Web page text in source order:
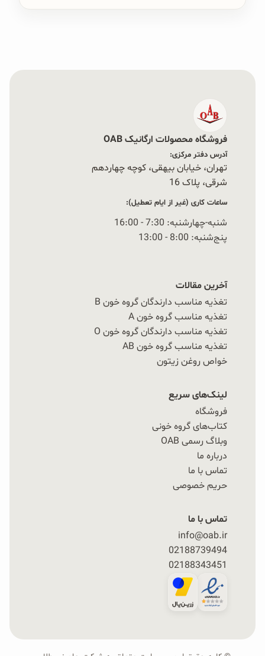
فروشگاه محصولات ارگانیک OAB
آدرس دفتر مرکزی:
تهران، خیابان بیهقی، کوچه چهاردهم
شرقی، پلاک 16‭
ساعات کاری (غیر از ایام تعطیل):
شنبه-چهارشنبه: 7:30 - 16:00
پنج‌شنبه: 8:00 - 13:00
آخرین مقالات
تغذیه مناسب دارندگان گروه خون B
تغذیه مناسب گروه خون A
تغذیه مناسب دارندگان گروه خون O
تغذیه مناسب گروه خون AB
خواص روغن زیتون
لینک‌های سریع
فروشگاه
کتاب‌های گروه خونی
وبلاگ رسمی OAB
درباره ما
تماس با ما
حریم خصوصی
تماس با ما
info@oab.ir
02188739494
02188343451